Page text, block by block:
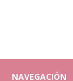
NAVEGACIÓN